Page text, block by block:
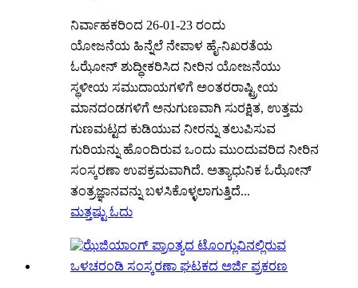
ನಿರ್ವಾಹಕರಿಂದ 26-01-23 ರಂದು
ಯೋಜನೆಯ ಹಿನ್ನೆಲೆ ನೇಪಾಳ ಹೈ-ನಿಖರತೆಯ
ಓಝೋನ್ ಶುದ್ಧೀಕರಿಸಿದ ನೀರಿನ ಯೋಜನೆಯು
ಸ್ಥಳೀಯ ಸಮುದಾಯಗಳಿಗೆ ಅಂತರರಾಷ್ಟ್ರೀಯ
ಮಾನದಂಡಗಳಿಗೆ ಅನುಗುಣವಾಗಿ ಸುರಕ್ಷಿತ, ಉತ್ತಮ
ಗುಣಮಟ್ಟದ ಕುಡಿಯುವ ನೀರನ್ನು ತಲುಪಿಸುವ
ಗುರಿಯನ್ನು ಹೊಂದಿರುವ ಒಂದು ಮುಂದುವರಿದ ನೀರಿನ
ಸಂಸ್ಕರಣಾ ಉಪಕ್ರಮವಾಗಿದೆ. ಅತ್ಯಾಧುನಿಕ ಓಝೋನ್
ತಂತ್ರಜ್ಞಾನವನ್ನು ಬಳಸಿಕೊಳ್ಳಲಾಗುತ್ತಿದೆ...
ಮತ್ತಷ್ಟು ಓದು